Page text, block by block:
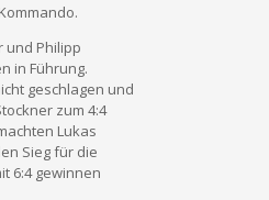
und Philipp
in Führung.
geschlagen und
zum 4:4
Lukas
Sieg für die
6:4 gewinnen